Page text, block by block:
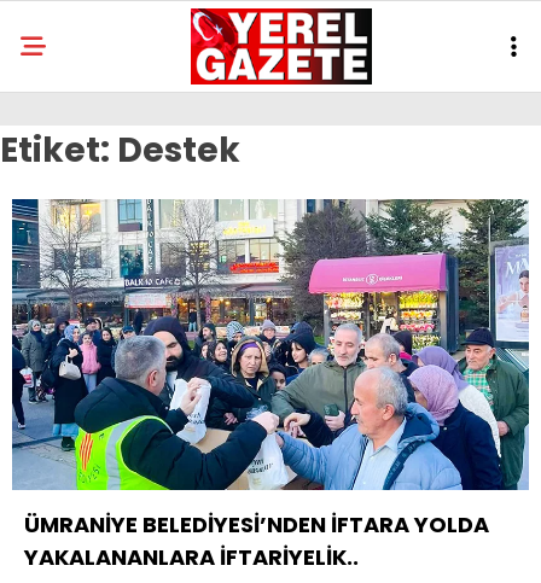
Etiket: Destek
ÜMRANİYE BELEDİYESİ’NDEN İFTARA YOLDA
YAKALANANLARA İFTARİYELİK..